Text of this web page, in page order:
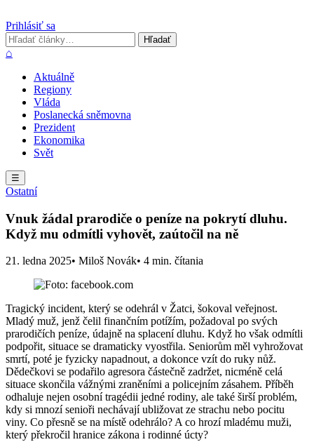
Prihlásiť sa
Hľadať
Hľadať
⌂
Aktuálně
Regiony
Vláda
Poslanecká sněmovna
Prezident
Ekonomika
Svět
☰
Ostatní
Vnuk žádal prarodiče o peníze na pokrytí dluhu.
Když mu odmítli vyhovět, zaútočil na ně
21. ledna 2025• Miloš Novák• 4 min. čítania
Tragický incident, který se odehrál v Žatci, šokoval veřejnost.
Mladý muž, jenž čelil finančním potížím, požadoval po svých
prarodičích peníze, údajně na splacení dluhu. Když ho však odmítli
podpořit, situace se dramaticky vyostřila. Seniorům měl vyhrožovat
smrtí, poté je fyzicky napadnout, a dokonce vzít do ruky nůž.
Dědečkovi se podařilo agresora částečně zadržet, nicméně celá
situace skončila vážnými zraněními a policejním zásahem. Příběh
odhaluje nejen osobní tragédii jedné rodiny, ale také širší problém,
kdy si mnozí senioři nechávají ubližovat ze strachu nebo pocitu
viny. Co přesně se na místě odehrálo? A co hrozí mladému muži,
který překročil hranice zákona i rodinné úcty?